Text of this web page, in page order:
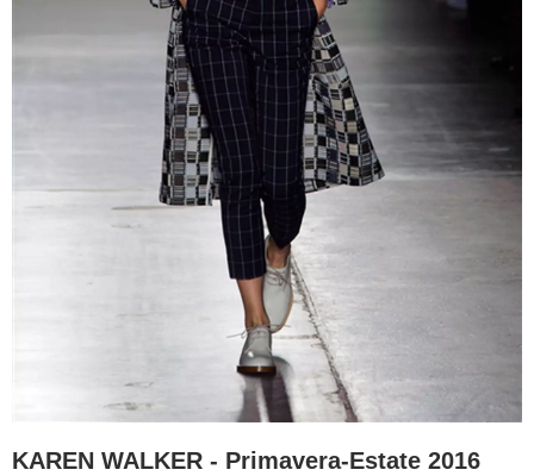
KAREN WALKER - Primavera-Estate 2016